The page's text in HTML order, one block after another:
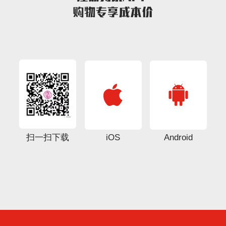
扫一扫下载 iOS Android